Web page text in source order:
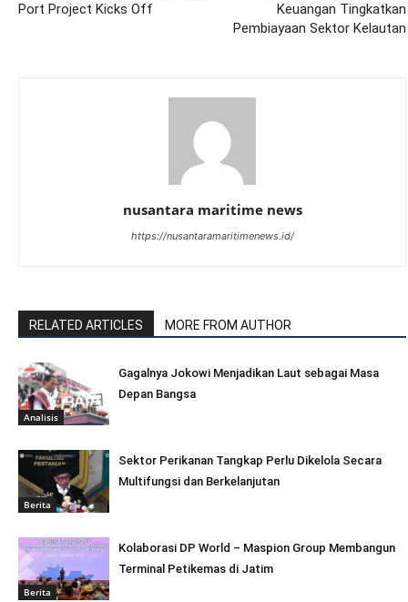
Port Project Kicks Off
Keuangan Tingkatkan
Pembiayaan Sektor Kelautan
nusantara maritime news
https://nusantaramaritimenews.id/
RELATED ARTICLES MORE FROM AUTHOR
Analisis
Gagalnya Jokowi Menjadikan Laut sebagai Masa
Depan Bangsa
Berita
Sektor Perikanan Tangkap Perlu Dikelola Secara
Multifungsi dan Berkelanjutan
Berita
Kolaborasi DP World – Maspion Group Membangun
Terminal Petikemas di Jatim